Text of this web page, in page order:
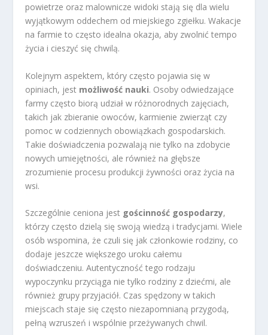
powietrze oraz malownicze widoki stają się dla wielu
wyjątkowym oddechem od miejskiego zgiełku. Wakacje
na farmie to często idealna okazja, aby zwolnić tempo
życia i cieszyć się chwilą.
Kolejnym aspektem, który często pojawia się w
opiniach, jest możliwość nauki. Osoby odwiedzające
farmy często biorą udział w różnorodnych zajęciach,
takich jak zbieranie owoców, karmienie zwierząt czy
pomoc w codziennych obowiązkach gospodarskich.
Takie doświadczenia pozwalają nie tylko na zdobycie
nowych umiejętności, ale również na głębsze
zrozumienie procesu produkcji żywności oraz życia na
wsi.
Szczególnie ceniona jest gościnność gospodarzy,
którzy często dzielą się swoją wiedzą i tradycjami. Wiele
osób wspomina, że czuli się jak członkowie rodziny, co
dodaje jeszcze większego uroku całemu
doświadczeniu. Autentyczność tego rodzaju
wypoczynku przyciąga nie tylko rodziny z dziećmi, ale
również grupy przyjaciół. Czas spędzony w takich
miejscach staje się często niezapomnianą przygodą,
pełną wzruszeń i wspólnie przeżywanych chwil.